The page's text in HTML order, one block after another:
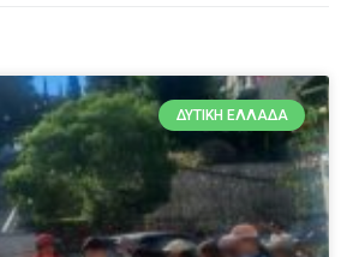
ΔΥΤΙΚΉ ΕΛΛΆΔΑ